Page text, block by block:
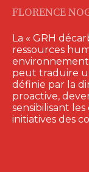
FLORENCE
La « GRH
ressources
peut traduire
définie par la
proactive,
sensibilisant
initiatives des